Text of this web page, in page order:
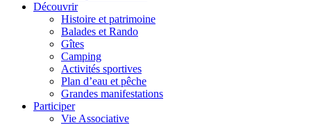
Découvrir
Histoire et patrimoine
Balades et Rando
Gîtes
Camping
Activités sportives
Plan d’eau et pêche
Grandes manifestations
Participer
Vie Associative